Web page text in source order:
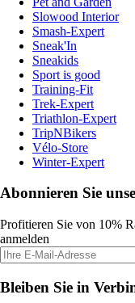
Slowood Interior
Smash-Expert
Sneak'In
Sneakids
Sport is good
Training-Fit
Trek-Expert
Triathlon-Expert
TripNBikers
Vélo-Store
Winter-Expert
Abonnieren Sie
Profitieren Sie von 10%
anmelden
Bleiben Sie in